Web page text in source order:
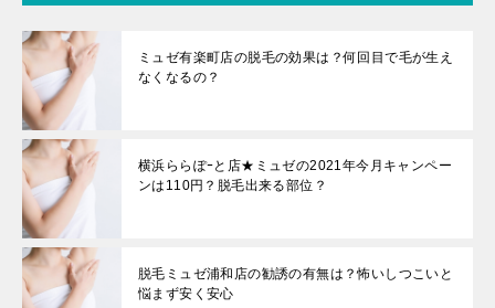
ミュゼ有楽町店の脱毛の効果は？何回目で毛が生え
なくなるの？
横浜ららぽｰと店★ミュゼの2021年今月キャンペー
ンは110円？脱毛出来る部位？
脱毛ミュゼ浦和店の勧誘の有無は？怖いしつこいと
悩まず安く安心